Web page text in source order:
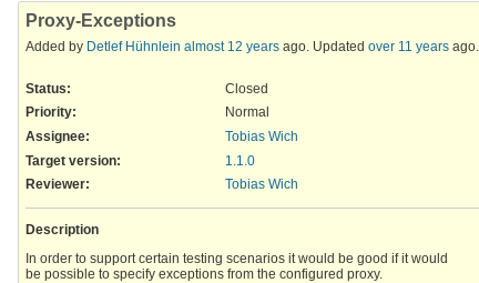
Proxy-Exceptions
Added by Detlef Hühnlein almost 12 years ago. Updated over 11 years ago.
Status:
Closed
Priority:
Normal
Assignee:
Tobias Wich
Target version:
1.1.0
Reviewer: Tobias Wich
Description
In order to support certain testing scenarios it would be good if it would
be possible to specify exceptions from the configured proxy.